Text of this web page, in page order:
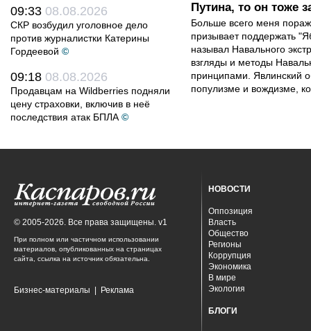
09:33 08.08.2026
СКР возбудил уголовное дело
против журналистки Катерины
Гордеевой ©
09:18 08.08.2026
Продавцам на Wildberries подняли
цену страховки, включив в неё
последствия атак БПЛА ©
Путина, то он тоже
Больше всего меня
призывает поддержать
называл Навального
взгляды и методы
принципами. Явлинский
популизме и вождизме,
© 2005-2026. Все права защищены. v1
При полном или частичном использовании
материалов, опубликованных на страницах
сайта, ссылка на источник обязательна.
Бизнес-материалы Реклама
НОВОСТИ
Оппозиция
Власть
Общество
Регионы
Коррупция
Экономика
В мире
Экология
БЛОГИ